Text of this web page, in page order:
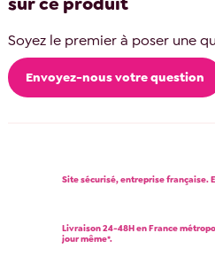
Soyez le premier à poser une
Envoyez-nous votre question
Site sécurisé, entreprise française.
Livraison 24-48H en France
jour même*.